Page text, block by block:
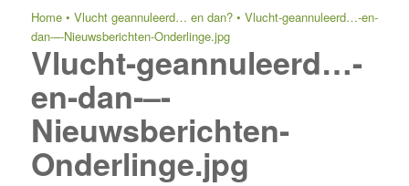
Home• Vlucht geannuleerd… en dan?• Vlucht-geannuleerd…-en-
dan-–-Nieuwsberichten-Onderlinge.jpg
Vlucht-geannuleerd…-
en-dan-–-
Nieuwsberichten-
Onderlinge.jpg